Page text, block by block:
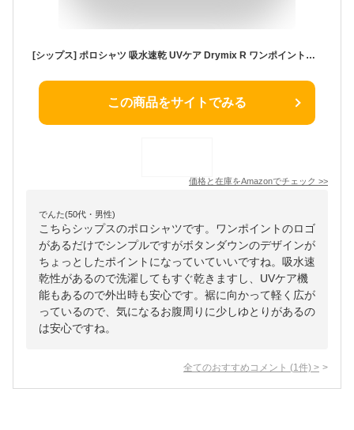
[シップス] ポロシャツ 吸水速乾 UVケア Drymix R ワンポイントロゴ ボタンダウン ポロシャツ メンズ 112200008 グレー2 M
この商品をサイトでみる
価格と在庫をAmazonでチェック >>
でんた(50代・男性)
こちらシップスのポロシャツです。ワンポイントのロゴ
があるだけでシンプルですがボタンダウンのデザインが
ちょっとしたポイントになっていていいですね。吸水速
乾性があるので洗濯してもすぐ乾きますし、UVケア機
能もあるので外出時も安心です。裾に向かって軽く広が
っているので、気になるお腹周りに少しゆとりがあるの
は安心ですね。
全てのおすすめコメント (1 件) >